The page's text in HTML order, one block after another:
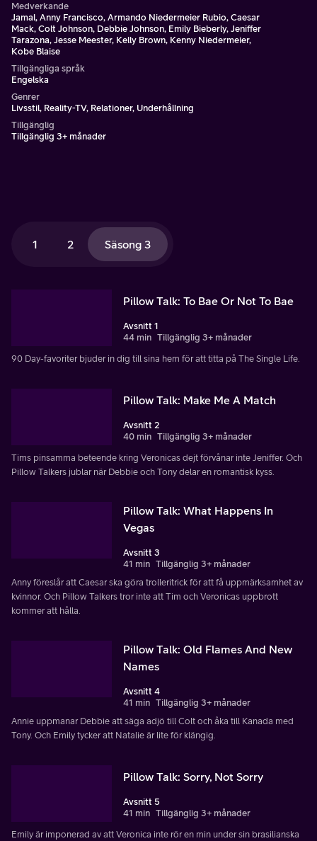
Medverkande
Jamal, Anny Francisco, Armando Niedermeier Rubio, Caesar
Mack, Colt Johnson, Debbie Johnson, Emily Bieberly, Jeniffer
Tarazona, Jesse Meester, Kelly Brown, Kenny Niedermeier,
Kobe Blaise
Tillgängliga språk
Engelska
Genrer
Livsstil, Reality-TV, Relationer, Underhållning
Tillgänglig
Tillgänglig 3+ månader
1 2 Säsong 3
Pillow Talk: To Bae Or Not To Bae
Avsnitt 1
44 min Tillgänglig 3+ månader
90 Day-favoriter bjuder in dig till sina hem för att titta på The Single Life.
Pillow Talk: Make Me A Match
Avsnitt 2
40 min Tillgänglig 3+ månader
Tims pinsamma beteende kring Veronicas dejt förvånar inte Jeniffer. Och
Pillow Talkers jublar när Debbie och Tony delar en romantisk kyss.
Pillow Talk: What Happens In
Vegas
Avsnitt 3
41 min Tillgänglig 3+ månader
Anny föreslår att Caesar ska göra trolleritrick för att få uppmärksamhet av
kvinnor. Och Pillow Talkers tror inte att Tim och Veronicas uppbrott
kommer att hålla.
Pillow Talk: Old Flames And New
Names
Avsnitt 4
41 min Tillgänglig 3+ månader
Annie uppmanar Debbie att säga adjö till Colt och åka till Kanada med
Tony. Och Emily tycker att Natalie är lite för klängig.
Pillow Talk: Sorry, Not Sorry
Avsnitt 5
41 min Tillgänglig 3+ månader
Emily är imponerad av att Veronica inte rör en min under sin brasilianska